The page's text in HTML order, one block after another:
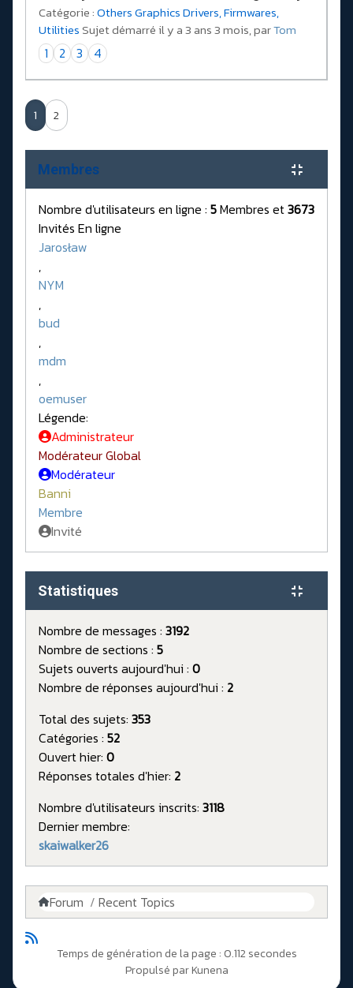
Catégorie :Others Graphics Drivers, Firmwares,
UtilitiesSujet démarré il y a 3 ans 3 mois, parTom
1 2 3 4
1 2
Membres
Nombre d'utilisateurs en ligne : 5Membres et3673
Invités En ligne
Jarosław
,
NYM
,
bud
,
mdm
,
oemuser
Légende:
Administrateur
Modérateur Global
Modérateur
Banni
Membre
Invité
Statistiques
Nombre de messages : 3192
Nombre de sections : 5
Sujets ouverts aujourd'hui : 0
Nombre de réponses aujourd'hui : 2
Total des sujets: 353
Catégories : 52
Ouvert hier: 0
Réponses totales d'hier: 2
Nombre d'utilisateurs inscrits: 3118
Dernier membre:
skaiwalker26
Forum Recent Topics
Temps de génération de la page : 0.112 secondes
Propulsé parKunena